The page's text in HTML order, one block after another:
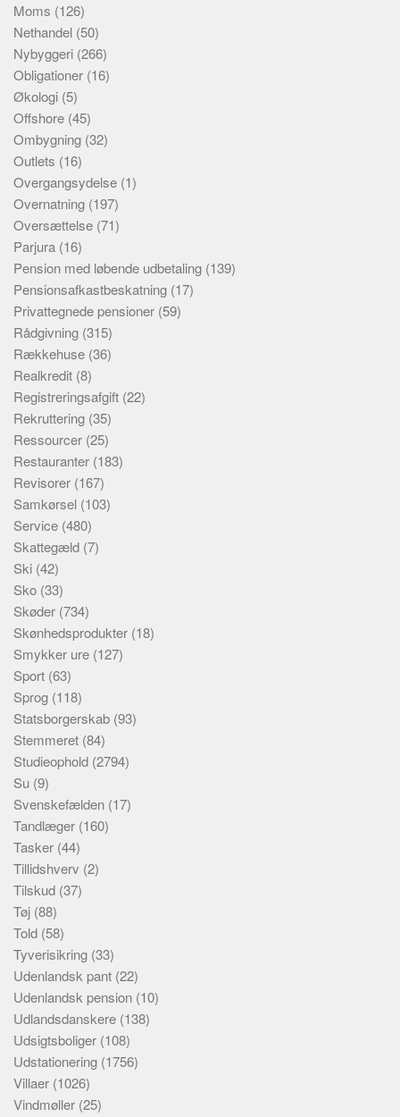
Moms (126)
Nethandel (50)
Nybyggeri (266)
Obligationer (16)
Økologi (5)
Offshore (45)
Ombygning (32)
Outlets (16)
Overgangsydelse (1)
Overnatning (197)
Oversættelse (71)
Parjura (16)
Pension med løbende udbetaling (139)
Pensionsafkastbeskatning (17)
Privattegnede pensioner (59)
Rådgivning (315)
Rækkehuse (36)
Realkredit (8)
Registreringsafgift (22)
Rekruttering (35)
Ressourcer (25)
Restauranter (183)
Revisorer (167)
Samkørsel (103)
Service (480)
Skattegæld (7)
Ski (42)
Sko (33)
Skøder (734)
Skønhedsprodukter (18)
Smykker ure (127)
Sport (63)
Sprog (118)
Statsborgerskab (93)
Stemmeret (84)
Studieophold (2794)
Su (9)
Svenskefælden (17)
Tandlæger (160)
Tasker (44)
Tillidshverv (2)
Tilskud (37)
Tøj (88)
Told (58)
Tyverisikring (33)
Udenlandsk pant (22)
Udenlandsk pension (10)
Udlandsdanskere (138)
Udsigtsboliger (108)
Udstationering (1756)
Villaer (1026)
Vindmøller (25)